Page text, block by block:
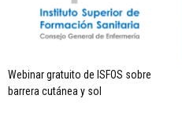
Webinar gratuito de ISFOS sobre
barrera cutánea y sol